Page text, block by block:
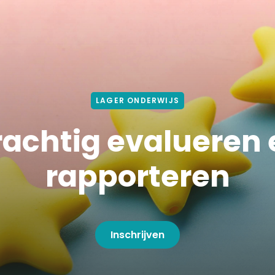
LAGER ONDERWIJS
evalueren
rapporteren
Inschrijven